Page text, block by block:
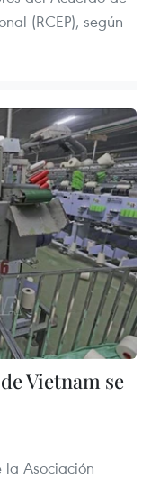
(RCEP), según
Vietnam se
Asociación